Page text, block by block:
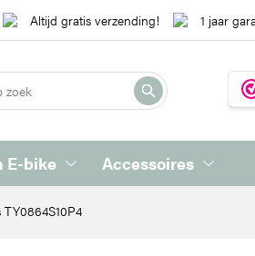
Altijd gratis verzending! 1 jaar
E-bike Accessoires